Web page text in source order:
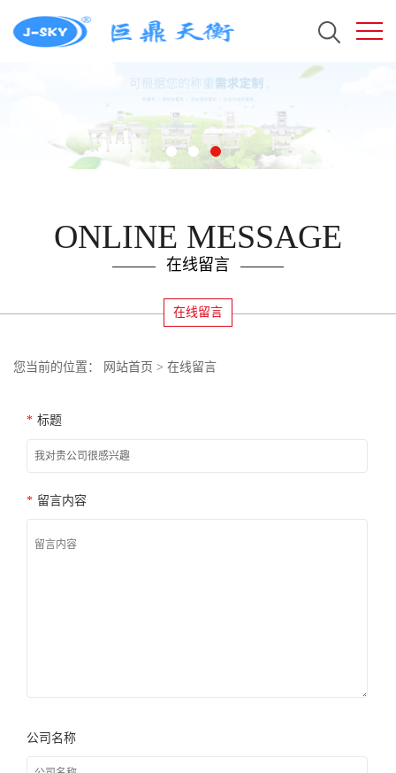
ONLINE MESSAGE
在线留言
在线留言
您当前的位置： 网站首页 > 在线留言
* 标题
* 留言内容
公司名称